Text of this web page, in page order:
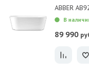
ABBER
В
89 990